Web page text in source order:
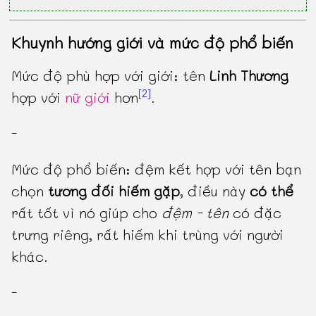
Khuynh hướng giới và mức độ phổ biến
Mức độ phù hợp với giới: tênLinh Thương
hợp với nữ giới hơn[2].
-
Mức độ phổ biến: đệm kết hợp với tên bạn
chọn tương đối hiếm gặp, điều này có thể
rất tốt vì nó giúp cho đệm - têncó đặc
trưng riêng, rất hiếm khi trùng với người
khác.
-